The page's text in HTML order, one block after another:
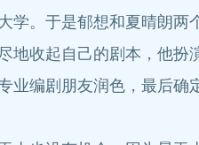
。于是郁想和夏晴朗两
收起自己的剧本，他扮
编剧朋友润色，最后